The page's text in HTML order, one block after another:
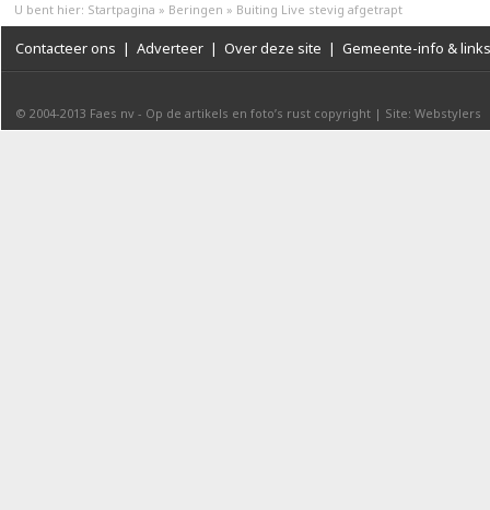
U bent hier: Startpagina » Beringen » Buiting Live stevig afgetrapt
Contacteer ons | Adverteer | Over deze site | Gemeente-info & links
© 2004-2013 Faes nv - Op de artikels en foto’s rust copyright | Site: Webstylers